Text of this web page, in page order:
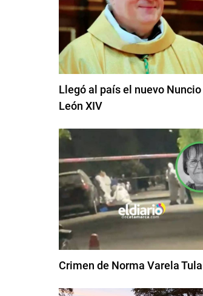
Llegó al país el nuevo
León XIV
Crimen de Norma Varela